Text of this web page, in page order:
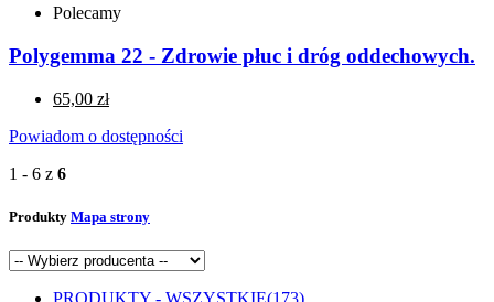
Polecamy
Polygemma 22 - Zdrowie płuc i dróg oddechowych.
65,00 zł
Powiadom o dostępności
1 - 6 z 6
Produkty Mapa strony
PRODUKTY - WSZYSTKIE(173)